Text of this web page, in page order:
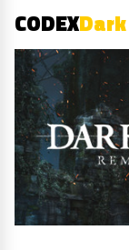
CODEX